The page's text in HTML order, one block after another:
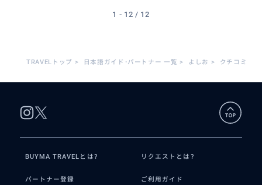
1 - 12 / 12
TRAVELトップ > 日本語ガイド･パートナー 一覧 > よしお > クチコミ
BUYMA TRAVELとは? リクエストとは?
パートナー登録 ご利用ガイド